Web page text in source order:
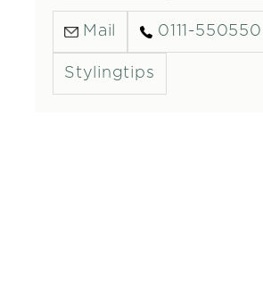
Mail 0111-550550
Stylingtips